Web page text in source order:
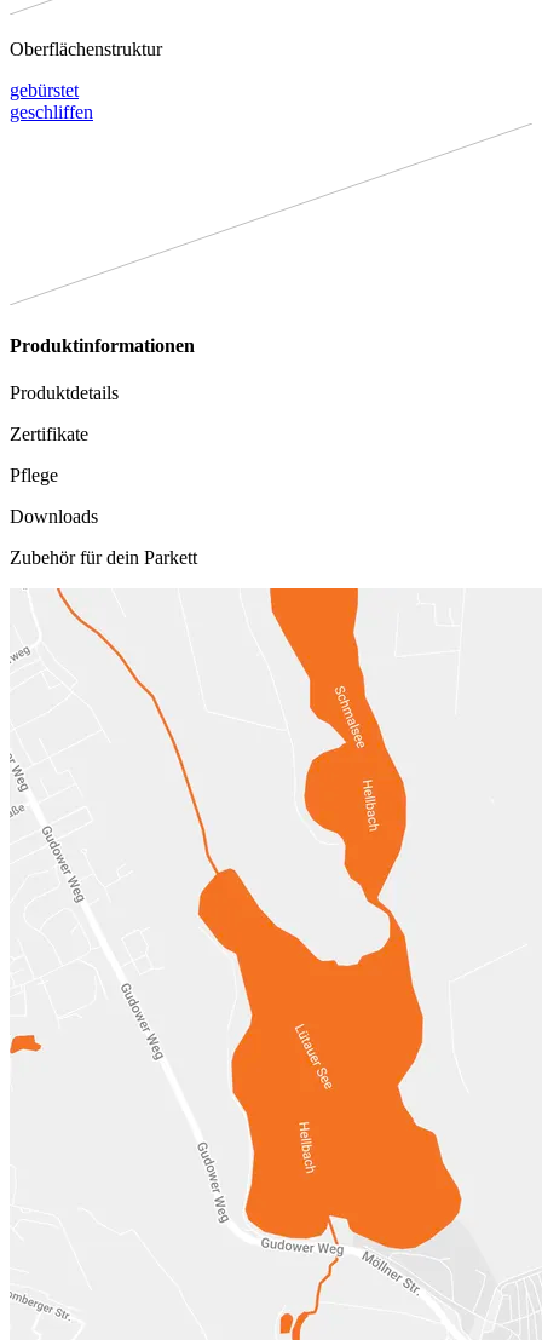
Oberflächenstruktur
gebürstet
geschliffen
Produktinformationen
Produktdetails
Zertifikate
Pflege
Downloads
Zubehör für dein Parkett